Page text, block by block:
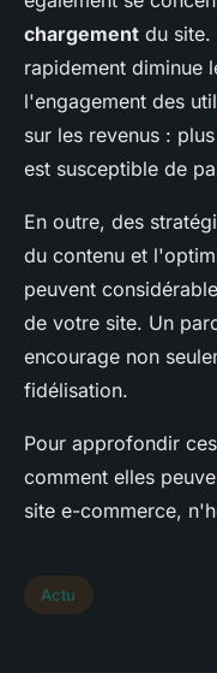
chargement du site.
rapidement diminue
l'engagement des
sur les revenus :
est susceptible de
En outre, des
du contenu et
peuvent
de votre site. Un
encourage non
fidélisation.
Pour approfondir
comment elles
site e-commerce,
Actu